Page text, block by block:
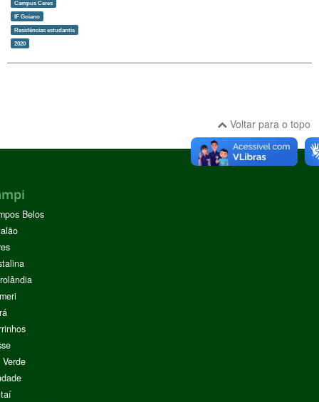
Campus Ceres
IF Goiano
Residências estudantis
2020
Voltar para o topo
Belos